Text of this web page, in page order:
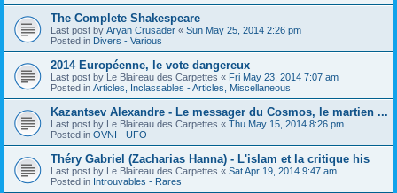
The Complete Shakespeare
Last post by Aryan Crusader « Sun May 25, 2014 2:26 pm
Posted in Divers - Various
2014 Européenne, le vote dangereux
Last post by Le Blaireau des Carpettes « Fri May 23, 2014 7:07 am
Posted in Articles, Inclassables - Articles, Miscellaneous
Kazantsev Alexandre - Le messager du Cosmos, le martien ...
Last post by Le Blaireau des Carpettes « Thu May 15, 2014 8:26 pm
Posted in OVNI - UFO
Théry Gabriel (Zacharias Hanna) - L'islam et la critique his
Last post by Le Blaireau des Carpettes « Sat Apr 19, 2014 9:47 am
Posted in Introuvables - Rares